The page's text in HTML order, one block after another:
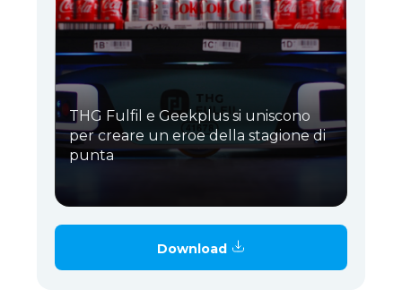
THG Fulfil e Geekplus si uniscono
per creare un eroe della stagione di
punta
Download